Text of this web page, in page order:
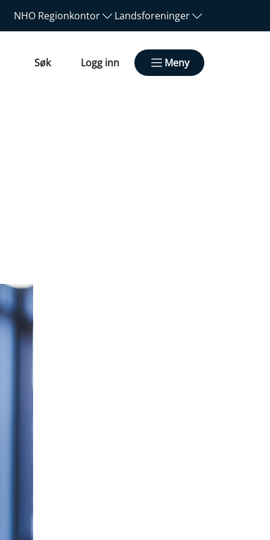
NHO Regionkontor Landsforeninger
Søk Logg inn Meny